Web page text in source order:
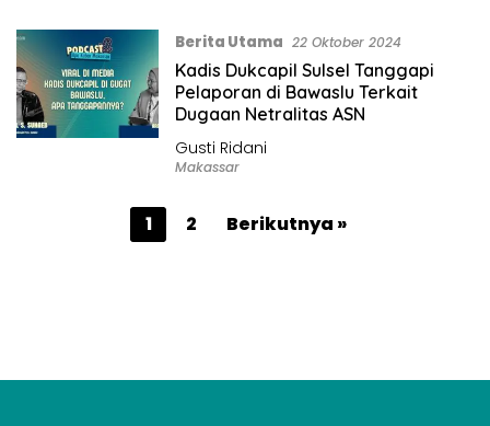
Berita Utama 22 Oktober 2024
Kadis Dukcapil Sulsel Tanggapi
Pelaporan di Bawaslu Terkait
Dugaan Netralitas ASN
Gusti Ridani
Makassar
a
1 2 Berikutnya »